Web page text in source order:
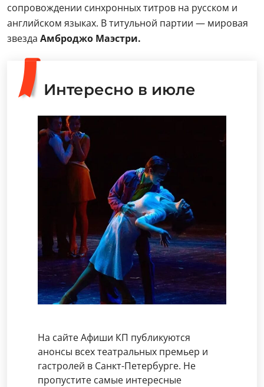
сопровождении синхронных титров на русском и
английском языках. В титульной партии — мировая
звезда Амброджо Маэстри.
Интересно в июле
На сайте Афиши КП публикуются
анонсы всех театральных премьер и
гастролей в Санкт-Петербурге. Не
пропустите самые интересные